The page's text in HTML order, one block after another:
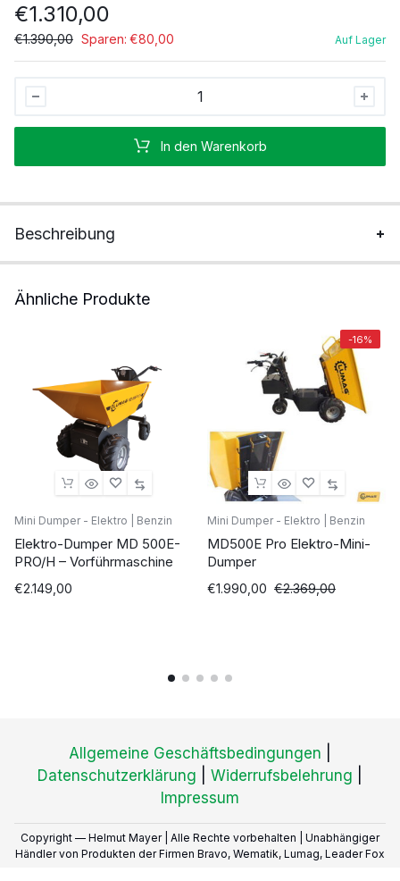
€1.310,00
€1.390,00 Sparen: €80,00 Auf Lager
Stück
In den Warenkorb
Beschreibung
Ähnliche Produkte
Mini Dumper - Elektro | Benzin
Elektro-Dumper MD 500E-
PRO/H – Vorführmaschine
€2.149,00
-16%
Mini Dumper - Elektro | Benzin
MD500E Pro Elektro-Mini-
Dumper
€1.990,00 €2.369,00
Allgemeine Geschäftsbedingungen
Datenschutzerklärung
Widerrufsbelehrung
Impressum
Copyright — Helmut Mayer | Alle Rechte vorbehalten | Unabhängiger
Händler von Produkten der Firmen Bravo, Wematik, Lumag, Leader Fox